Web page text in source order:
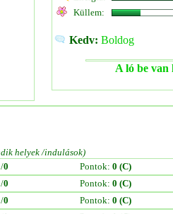
Küllem:
Kedv: Boldog
A ló be van
helyek /indulások)
0 Pontok: 0 (C)
0 Pontok: 0 (C)
0 Pontok: 0 (C)